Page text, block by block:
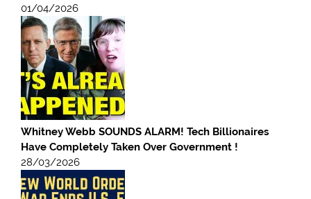
01/04/2026
Whitney Webb SOUNDS ALARM! Tech Billionaires
Have Completely Taken Over Government !
28/03/2026